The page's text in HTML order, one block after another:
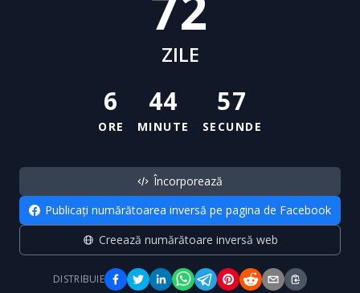
ZILE
6
ORE
44
MINUTE
57
SECUNDE
Încorporează
Publicați numărătoarea inversă pe pagina de Facebook
Creează numărătoare inversă web
DISTRIBUIE